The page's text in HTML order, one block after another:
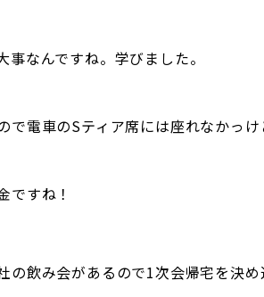
事なんですね。学びました。
で電車のSティア席には座れなかっけ
ですね！
の飲み会があるので1次会帰宅を決め